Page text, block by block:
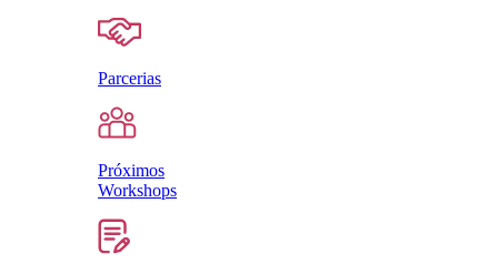
Parcerias
Próximos
Workshops